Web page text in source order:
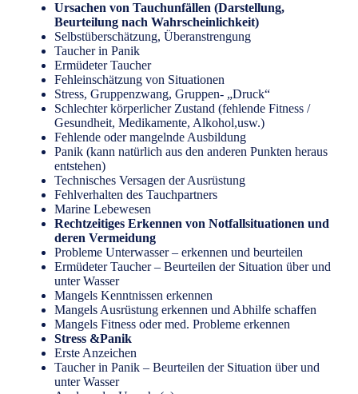
Ursachen von Tauchunfällen (Darstellung,
Beurteilung nach Wahrscheinlichkeit)
Selbstüberschätzung, Überanstrengung
Taucher in Panik
Ermüdeter Taucher
Fehleinschätzung von Situationen
Stress, Gruppenzwang, Gruppen- „Druck“
Schlechter körperlicher Zustand (fehlende Fitness /
Gesundheit, Medikamente, Alkohol,usw.)
Fehlende oder mangelnde Ausbildung
Panik (kann natürlich aus den anderen Punkten heraus
entstehen)
Technisches Versagen der Ausrüstung
Fehlverhalten des Tauchpartners
Marine Lebewesen
Rechtzeitiges Erkennen von Notfallsituationen und
deren Vermeidung
Probleme Unterwasser – erkennen und beurteilen
Ermüdeter Taucher – Beurteilen der Situation über und
unter Wasser
Mangels Kenntnissen erkennen
Mangels Ausrüstung erkennen und Abhilfe schaffen
Mangels Fitness oder med. Probleme erkennen
Stress &Panik
Erste Anzeichen
Taucher in Panik – Beurteilen der Situation über und
unter Wasser